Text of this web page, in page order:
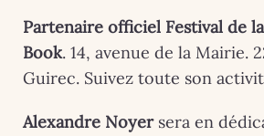
Partenaire officiel Festival de
Book. 14, avenue de la Mairie.
Guirec. Suivez toute son
Alexandre Noyersera en